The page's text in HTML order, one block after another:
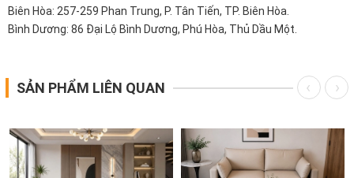
Biên Hòa: 257-259 Phan Trung, P. Tân Tiến, TP. Biên Hòa.
Bình Dương: 86 Đại Lộ Bình Dương, Phú Hòa, Thủ Dầu Một.
SẢN PHẨM LIÊN QUAN